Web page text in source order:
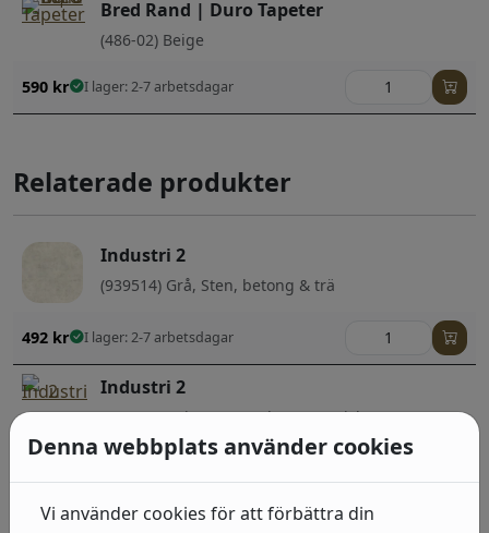
Bred Rand | Duro Tapeter
(486-02) Beige
590 kr I lager: 2-7 arbetsdagar
Relaterade produkter
Industri 2
(939514) Grå, Sten, betong & trä
492 kr I lager: 2-7 arbetsdagar
Industri 2
(428209) Beige, Neutral, Geometriska &
Grafiska;Barn
492kr I lager: 2-7 arbetsdagar
Denna webbplats använder cookies
Vi använder cookies för att förbättra din